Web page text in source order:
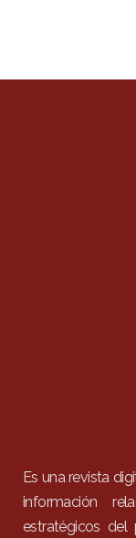
Es una revista
información
estratégicos